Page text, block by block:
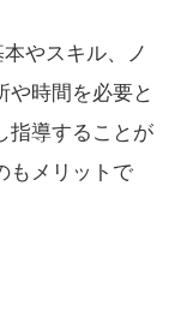
やスキル、ノ
や時間を必要と
指導することが
もメリットで